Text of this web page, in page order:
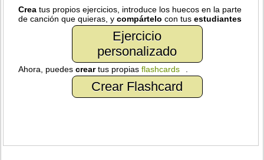
Crea tus propios ejercicios, introduce los huecos en la parte
de canción que quieras, ycompártelo con tusestudiantes
Ejercicio
personalizado
Ahora, puedescreartus propiasflashcards
Crear Flashcard